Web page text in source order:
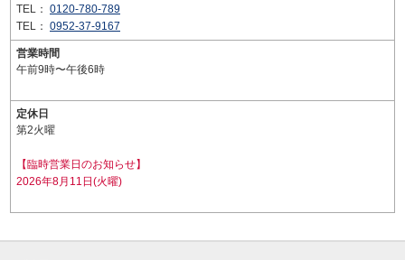
TEL： 0120-780-789
TEL： 0952-37-9167
営業時間
午前9時〜午後6時
定休日
第2火曜
【臨時営業日のお知らせ】
2026年8月11日(火曜)